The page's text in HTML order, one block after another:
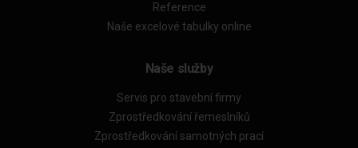
Reference
Naše excelové tabulky online
Naše služby
Servis pro stavební firmy
Zprostředkování řemeslníků
Zprostředkování samotných prací